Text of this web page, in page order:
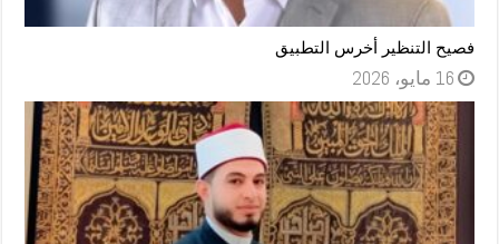
فصيح التنظير أخرس التطبيق
16 مايو، 2026